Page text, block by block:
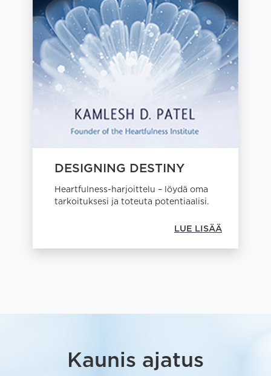
DESIGNING DESTINY
Heartfulness-harjoittelu – löydä oma
tarkoituksesi ja toteuta potentiaalisi.
LUE LISÄÄ
Kaunis ajatus